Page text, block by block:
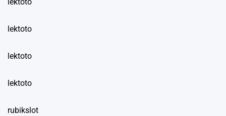
lektoto
lektoto
lektoto
lektoto
rubikslot